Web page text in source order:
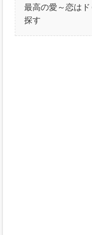
最高の愛～恋は
探す